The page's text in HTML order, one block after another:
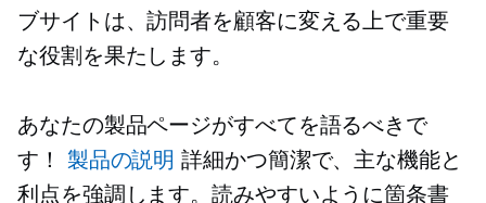
ブサイトは、訪問者を顧客に変える上で重要
な役割を果たします。
あなたの製品ページがすべてを語るべきで
す！ 製品の説明 詳細かつ簡潔で、主な機能と
利点を強調します。読みやすいように箇条書